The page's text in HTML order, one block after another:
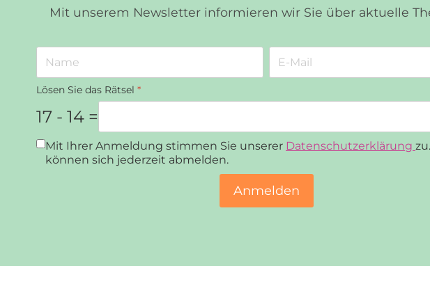
Mit unserem Newsletter informieren wir Sie über aktuelle
Lösen Sie das Rätsel *
17 - 14 =
Datenschutz*
Mit Ihrer Anmeldung stimmen Sie unserer Datenschutzerklärung
können sich jederzeit abmelden.
Anmelden